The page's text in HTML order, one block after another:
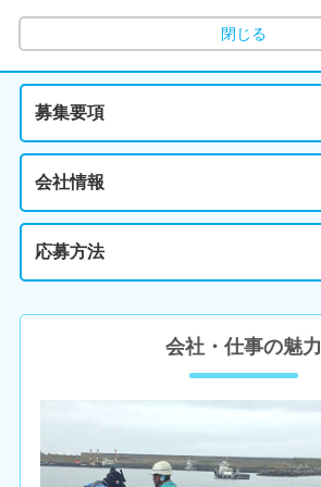
閉じる
募集要項
会社情報
応募方法
会社・仕事の魅力